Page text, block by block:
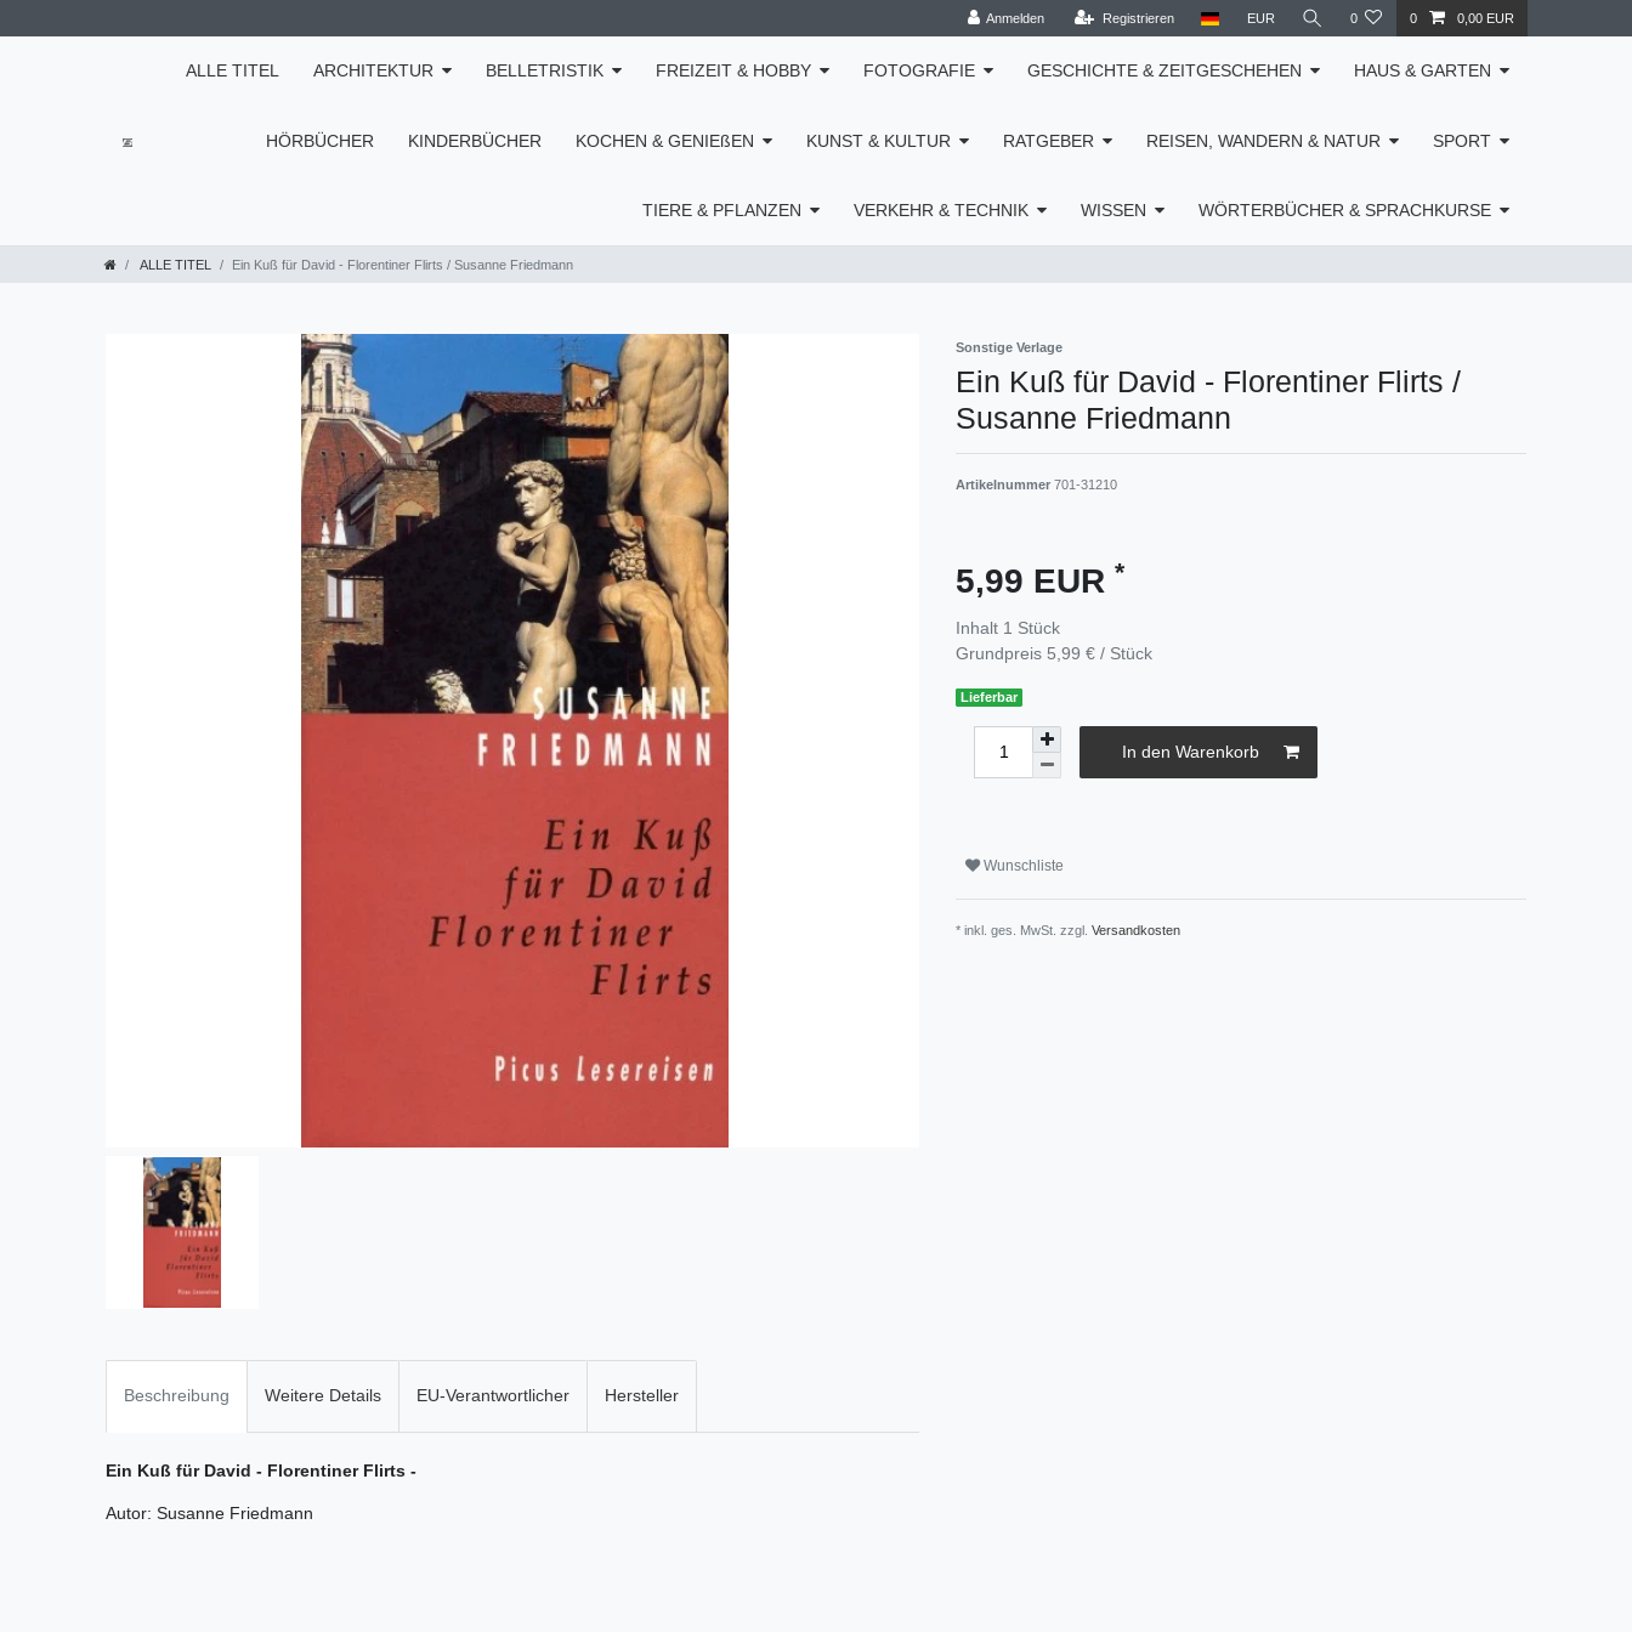
Anmelden Registrieren EUR 0 0 0,00 EUR
ALLE TITEL ARCHITEKTUR BELLETRISTIK FREIZEIT & HOBBY FOTOGRAFIE GESCHICHTE & ZEITGESCHEHEN HAUS & GARTEN
HÖRBÜCHER KINDERBÜCHER KOCHEN & GENIEßEN KUNST & KULTUR RATGEBER REISEN, WANDERN & NATUR SPORT
TIERE & PFLANZEN VERKEHR & TECHNIK WISSEN WÖRTERBÜCHER & SPRACHKURSE
ALLE TITEL Ein Kuß für David - Florentiner Flirts / Susanne Friedmann
Sonstige Verlage
Ein Kuß für David - Florentiner Flirts /
Susanne Friedmann
Artikelnummer 701-31210
5,99 EUR *
Inhalt 1 Stück
Grundpreis 5,99 € / Stück
Lieferbar
In den Warenkorb
Wunschliste
* inkl. ges. MwSt. zzgl. Versandkosten
Beschreibung Weitere Details EU-Verantwortlicher Hersteller
Ein Kuß für David - Florentiner Flirts -
Autor: Susanne Friedmann